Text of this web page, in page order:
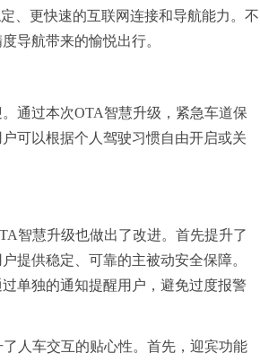
、更快速的互联网连接和导航能力。不
导航带来的愉悦出行。
通过本次OTA智慧升级，紧急车道保
可以根据个人驾驶习惯自由开启或关
智慧升级也做出了改进。首先提升了
提供稳定、可靠的主被动安全保障。
单独的通知提醒用户，避免过度报警
人车交互的贴心性。首先，迎宾功能